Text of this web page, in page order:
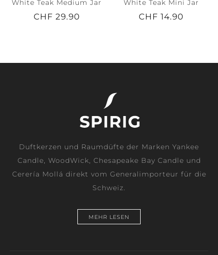
White Teak Medium Jar
CHF 29.90
White Teak Mini Jar
CHF 14.90
Duftkerzen und Raumdüfte der Marken Yankee
Candle, WoodWick, Chesapeake Bay Candle und
Cerería Mollá direkt vom Generalimporteur für die
Schweiz.
MEHR LESEN